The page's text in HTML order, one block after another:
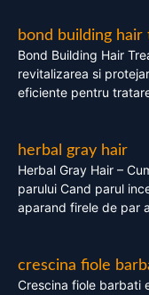
bond building
Bond Building Hair
revitalizarea si
eficiente pentru
herbal gray hair
Herbal Gray Hair –
parului Cand parul
aparand firele de par
crescina fiole
Crescina fiole barbati